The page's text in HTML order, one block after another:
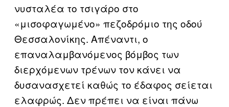
νυσταλέα το τσιγάρο στο
«μισοφαγωμένο» πεζοδρόμιο της οδού
Θεσσαλονίκης. Απέναντι, ο
επαναλαμβανόμενος βόμβος των
διερχόμενων τρένων τον κάνει να
δυσανασχετεί καθώς το έδαφος σείεται
ελαφρώς. Δεν πρέπει να είναι πάνω